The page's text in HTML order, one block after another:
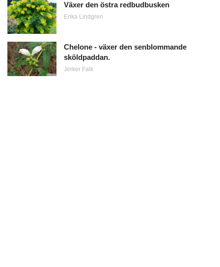
Växer den östra redbudbusken
Erika Lindgren
Chelone - växer den senblommande
sköldpaddan.
Jerker Falk